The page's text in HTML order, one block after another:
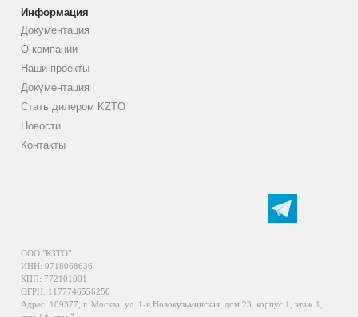
Информация
Документация
О компании
Наши проекты
Документация
Стать дилером KZTO
Новости
Контакты
ООО "КЗТО"
ИНН: 9718068636
КПП: 772101001
ОГРН: 1177746556250
Адрес: 109377, г. Москва, ул. 1-я Новокузьминская, дом 23, корпус 1, этаж 1,